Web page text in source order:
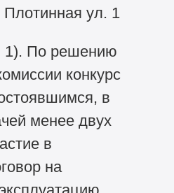
ул. 1
1). По решению
конкурс
в
менее двух
в
на